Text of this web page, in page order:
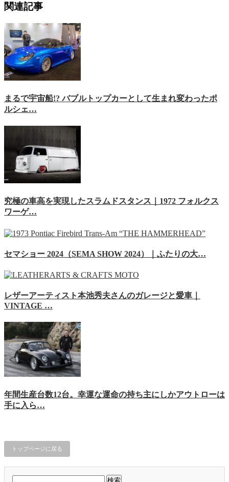
関連記事
まるで宇宙船!? バブルトップカーとして生まれ変わったポ
ルシェ…
究極の車高を実現したスラムドスタンス｜1972 フォルクス
ワーゲ…
セマショー 2024（SEMA SHOW 2024）｜ふたりの大…
レザーアーティスト本池秀夫さんのガレージと愛車｜
VINTAGE …
年間生産台数12台。幸運な運命の持ち主にしかアウトローは
手に入ら…
トップページに戻る